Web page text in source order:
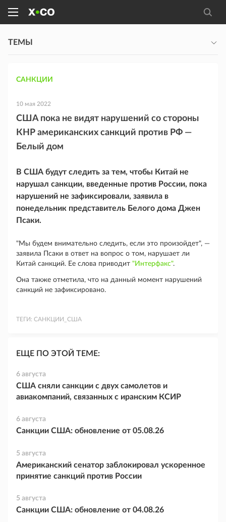
ТЕМЫ
САНКЦИИ
10 мая 2022
США пока не видят нарушений со стороны
КНР американских санкций против РФ —
Белый дом
В США будут следить за тем, чтобы Китай не
нарушал санкции, введенные против России, пока
нарушений не зафиксировали, заявила в
понедельник представитель Белого дома Джен
Псаки.
"Мы будем внимательно следить, если это произойдет", —
заявила Псаки в ответ на вопрос о том, нарушает ли
Китай санкций. Ее слова приводит "Интерфакс".
Она также отметила, что на данный момент нарушений
санкций не зафиксировано.
ТЕГИ: САНКЦИИ_США
ЕЩЕ ПО ЭТОЙ ТЕМЕ:
6 августа
США сняли санкции с двух самолетов и
авиакомпаний, связанных с иранским КСИР
6 августа
Санкции США: обновление от 05.08.26
5 августа
Американский сенатор заблокировал ускоренное
принятие санкций против России
5 августа
Санкции США: обновление от 04.08.26